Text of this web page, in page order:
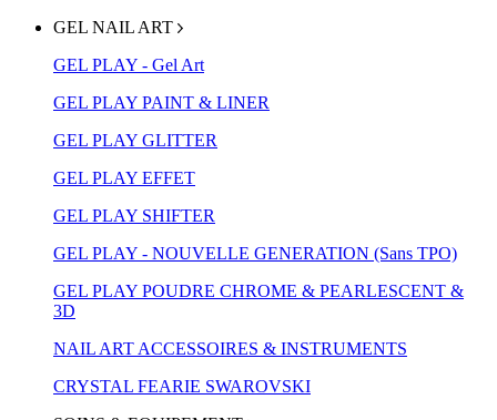
GEL NAIL ART
GEL PLAY - Gel Art
GEL PLAY PAINT & LINER
GEL PLAY GLITTER
GEL PLAY EFFET
GEL PLAY SHIFTER
GEL PLAY - NOUVELLE GENERATION (Sans TPO)
GEL PLAY POUDRE CHROME & PEARLESCENT &
3D
NAIL ART ACCESSOIRES & INSTRUMENTS
CRYSTAL FEARIE SWAROVSKI